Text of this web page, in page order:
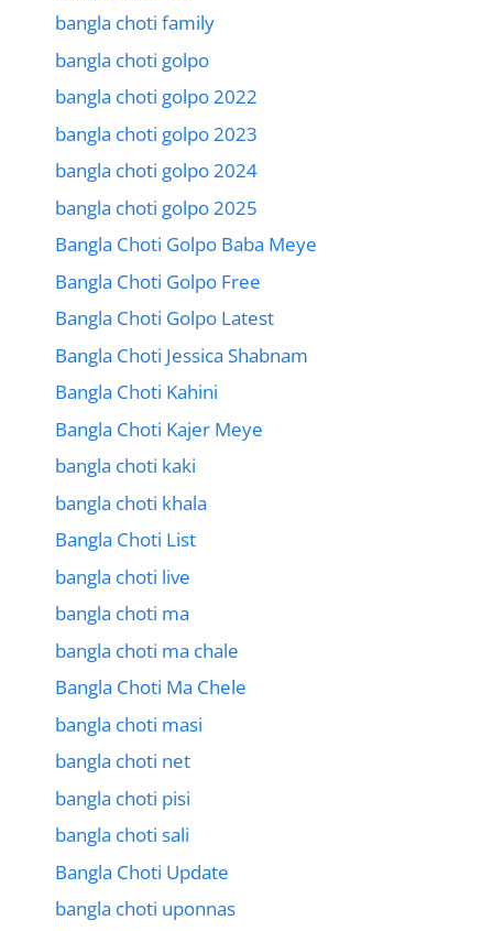
bangla choti family
bangla choti golpo
bangla choti golpo 2022
bangla choti golpo 2023
bangla choti golpo 2024
bangla choti golpo 2025
Bangla Choti Golpo Baba Meye
Bangla Choti Golpo Free
Bangla Choti Golpo Latest
Bangla Choti Jessica Shabnam
Bangla Choti Kahini
Bangla Choti Kajer Meye
bangla choti kaki
bangla choti khala
Bangla Choti List
bangla choti live
bangla choti ma
bangla choti ma chale
Bangla Choti Ma Chele
bangla choti masi
bangla choti net
bangla choti pisi
bangla choti sali
Bangla Choti Update
bangla choti uponnas